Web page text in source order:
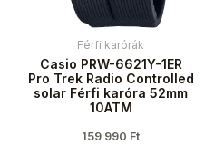
Férfi karórák
Casio PRW-6621Y-1ER
Pro Trek Radio Controlled
solar Férfi karóra 52mm
10ATM
159 990 Ft